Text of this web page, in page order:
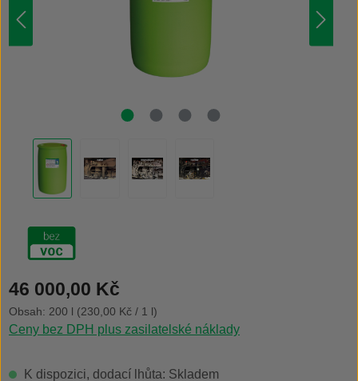
Běžná cena:
46 000,00 Kč
Obsah: 200 l (230,00 Kč / 1 l)
Ceny bez DPH plus zasilatelské náklady
K dispozici, dodací lhůta: Skladem